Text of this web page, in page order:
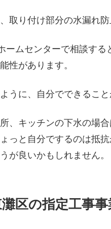
取り付け部分の水漏れ
ームセンターで相談す
性があります。
うに、自分でできるこ
、キッチンの下水の場
っと自分でするのは抵
が良いかもしれません。
区の指定工事